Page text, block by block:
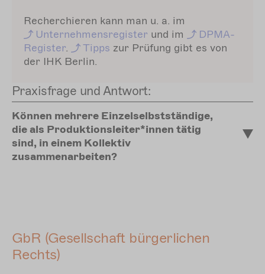
Recherchieren kann man u. a. im
Unternehmensregister und im
DPMA-
Register. Tipps zur Prüfung gibt es von
der IHK Berlin.
Praxisfrage und Antwort:
Können mehrere Einzelselbstständige,
die als Produktionsleiter*innen tätig
sind, in einem Kollektiv
zusammenarbeiten?
GbR (Gesellschaft bürgerlichen
Rechts)